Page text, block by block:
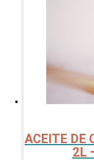
ACEITE DE
2L